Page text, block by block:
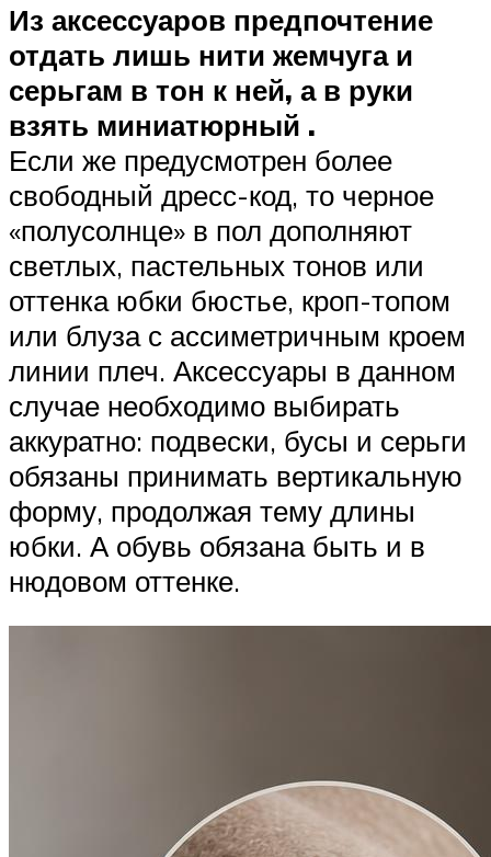
Из аксессуаров предпочтение
отдать лишь нити жемчуга и
серьгам в тон к ней, а в руки
взять миниатюрный .
Если же предусмотрен более
свободный дресс-код, то черное
«полусолнце» в пол дополняют
светлых, пастельных тонов или
оттенка юбки бюстье, кроп-топом
или блуза с ассиметричным кроем
линии плеч. Аксессуары в данном
случае необходимо выбирать
аккуратно: подвески, бусы и серьги
обязаны принимать вертикальную
форму, продолжая тему длины
юбки. А обувь обязана быть и в
нюдовом оттенке.